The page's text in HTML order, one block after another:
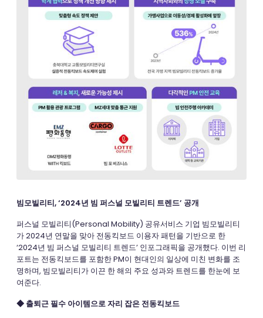
빔모빌리티, ‘2024년 빔 퍼스널 모빌리티 트렌드’ 공개
퍼스널 모빌리티(Personal Mobility) 공유서비스 기업 빔모빌리티
가 2024년 연말을 맞아 전동킥보드 이용자 패턴을 기반으로 한
‘2024년 빔 퍼스널 모빌리티 트렌드’ 인포그래픽을 공개했다. 이번 리
포트는 전동킥보드를 포함한 PM이 현대인의 일상에 미친 변화를 조
명하며, 빔모빌리티가 이끈 한 해의 주요 성과와 트렌드를 한눈에 보
여준다.
◆ 출퇴근 필수 아이템으로 자리 잡은 전동킥보드